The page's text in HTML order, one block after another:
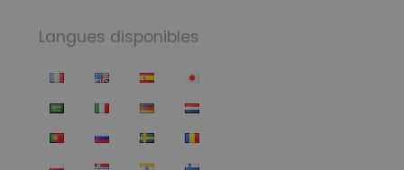
Langues disponibles